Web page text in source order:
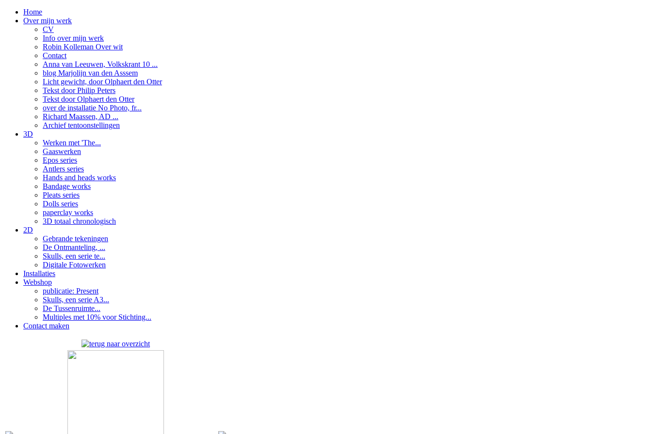
Home
Over mijn werk
CV
Info over mijn werk
Robin Kolleman Over wit
Contact
Anna van Leeuwen, Volkskrant 10 ...
blog Marjolijn van den Asssem
Licht gewicht, door Olphaert den Otter
Tekst door Philip Peters
Tekst door Olphaert den Otter
over de installatie No Photo, fr...
Richard Maassen, AD ...
Archief tentoonstellingen
3D
Werken met 'The...
Gaaswerken
Epos series
Antlers series
Hands and heads works
Bandage works
Pleats series
Dolls series
paperclay works
3D totaal chronologisch
2D
Gebrande tekeningen
De Ontmanteling, ...
Skulls, een serie te...
Digitale Fotowerken
Installaties
Webshop
publicatie: Present
Skulls, een serie A3...
De Tussenruimte...
Multiples met 10% voor Stichting...
Contact maken